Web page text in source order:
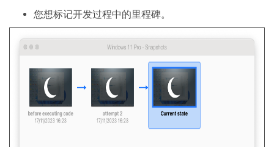
您想标记开发过程中的里程碑。